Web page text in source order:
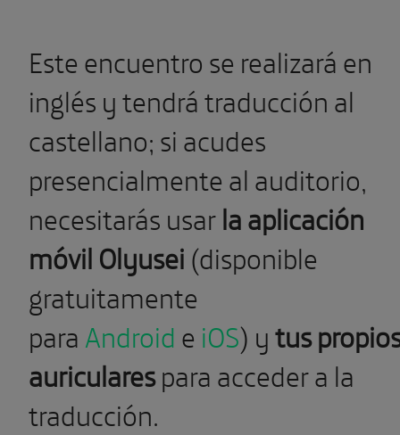
Este encuentro se realizará en
inglés y tendrá traducción al
castellano; si acudes
presencialmente al auditorio,
necesitarás usarla aplicación
móvil Olyusei(disponible
gratuitamente
paraAndroide iOS) ytus
auricularespara acceder a la
traducción.